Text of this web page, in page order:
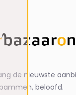
de nieuwste
beloofd.